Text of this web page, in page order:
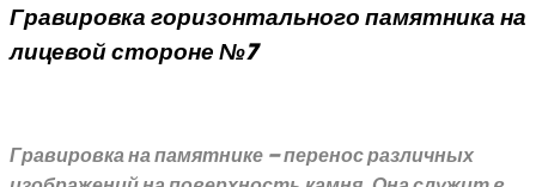
Гравировка горизонтального памятника на
лицевой стороне №7
Гравировка на памятнике – перенос различных